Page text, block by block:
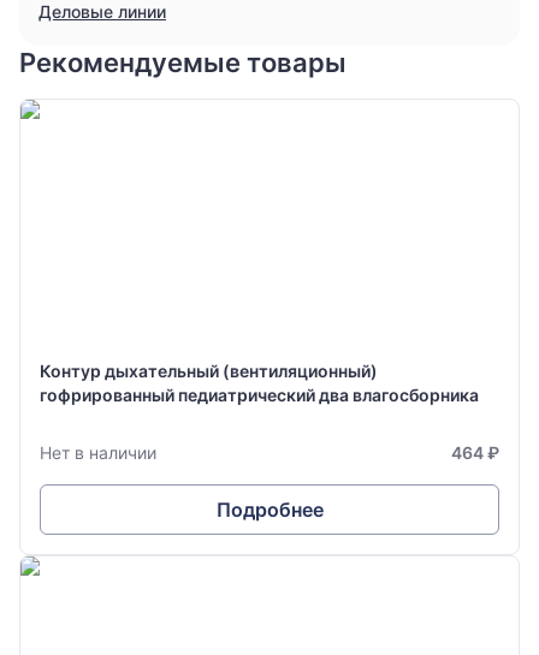
Деловые линии
Рекомендуемые товары
Контур дыхательный (вентиляционный)
гофрированный педиатрический два влагосборника
Нет в наличии 464 ₽
Подробнее